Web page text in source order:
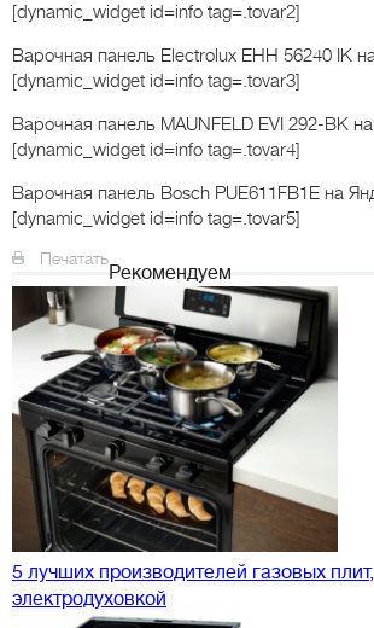
[dynamic_widget id=info tag=.tovar2]
Варочная панель Electrolux EHH 56240 IK
[dynamic_widget id=info tag=.tovar3]
Варочная панель MAUNFELD EVI 292-BK
[dynamic_widget id=info tag=.tovar4]
Варочная панель Bosch PUE611FB1E на
[dynamic_widget id=info tag=.tovar5]
Печатать
Рекомендуем
5 лучших производителей газовых
электродуховкой